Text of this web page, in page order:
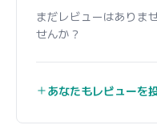
まだレビューはありま
せんか？
あなたもレビューを